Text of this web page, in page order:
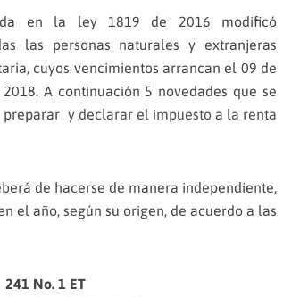
en la ley 1819 de 2016 modificó
las personas naturales y extranjeras
cuyos vencimientos arrancan el 09 de
A continuación 5 novedades que se
preparar y declarar el impuesto a la renta
de hacerse de manera independiente,
el año, según su origen, de acuerdo a las
241 No. 1 ET